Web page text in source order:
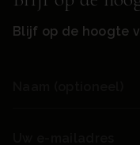
Blijf op de hoogte